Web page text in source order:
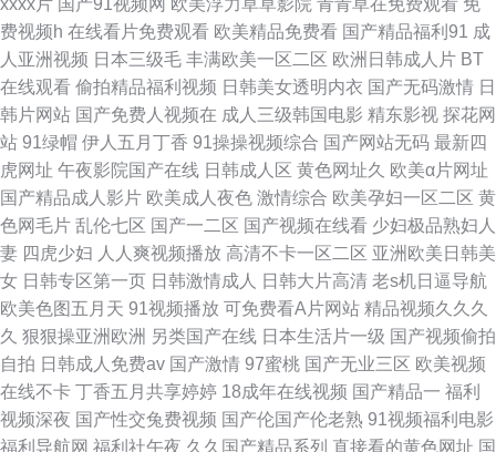
国产视频 国产色综合社区 肛交网页 国产精品18 国产白虎 操碰视频在线观看
91资源在线 亚洲三级视频 无码精品视频 人人色人人射 欧洲综合网 欧美一区
二区淫乱 欧美日韩国产综合另类 美女人人操 久草精品视频在线观看 狠狠的
操狠的干 成人性交免费 91无打码 9178巨乳 91巨乳成人 91殴美 孕妇色第一
夜视频 天美免费视频 人妻精品国产 色逼综合网 大香蕉三级网 91唐伯虎 婷
婷精品一区二区 色图av 日日插夜夜撸 青草人人干 欧美精品第一页 狼干网综
合 精品在线视国产旡码 户外露出视频 东方AV四虎 传媒国产导航 传媒视频免
费在线观看 国产熟女一区 国产不卡一区二区视频 超碰在线人妻在线人妻 人
xxxx片 国产91视频网 欧美浮力草草影院 青青草在免费观看 免
费视频h 在线看片免费观看 欧美精品免费看 国产精品福利91 成
人亚洲视频 日本三级毛 丰满欧美一区二区 欧洲日韩成人片 BT
在线观看 偷拍精品福利视频 日韩美女透明内衣 国产无码激情 日
韩片网站 国产免费人视频在 成人三级韩国电影 精东影视 探花网
站 91绿帽 伊人五月丁香 91操操视频综合 国产网站无码 最新四
虎网址 午夜影院国产在线 日韩成人区 黄色网址久 欧美α片网址
国产精品成人影片 欧美成人夜色 激情综合 欧美孕妇一区二区 黄
色网毛片 乱伦七区 国产一二区 国产视频在线看 少妇极品熟妇人
妻 四虎少妇 人人爽视频播放 高清不卡一区二区 亚洲欧美日韩美
女 日韩专区第一页 日韩激情成人 日韩大片高清 老s机日逼导航
欧美色图五月天 91视频播放 可免费看A片网站 精品视频久久久
久 狠狠操亚洲欧洲 另类国产在线 日本生活片一级 国产视频偷拍
自拍 日韩成人免费av 国产激情 97蜜桃 国产无业三区 欧美视频
在线不卡 丁香五月共享婷婷 18成年在线视频 国产精品一 福利
视频深夜 国产性交兔费视频 国产伦国产伦老熟 91视频福利电影
福利导航网 福利社午夜 久久国产精品系列 直接看的黄色网址 国